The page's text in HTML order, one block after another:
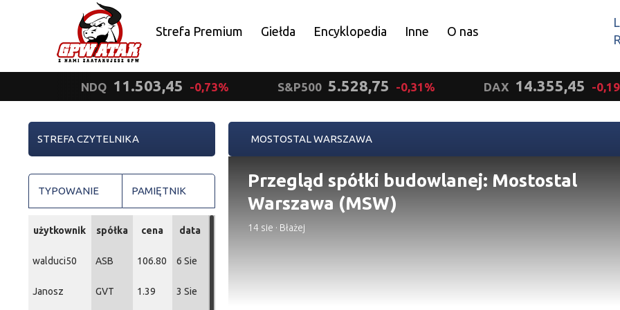
Strefa Premium Giełda Encyklopedia Inne O nas
NDQ 11.503,45 -0,73% S&P500 5.528,75 -0,31% DAX 14.355,45 -
MOSTOSTAL WARSZAWA
Przegląd spółki budowlanej: Mostostal
Warszawa (MSW)
14 sie · Błażej
STREFA CZYTELNIKA
TYPOWANIE PAMIĘTNIK
użytkownik spółka cena data
walduci50 ASB 106.80 6 Sie
Janosz GVT 1.39 3 Sie